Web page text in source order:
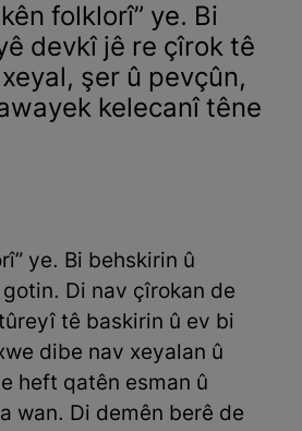
folklorî” ye. Bi
devkî jê re çîrok tê
şer û pevçûn,
kelecanî têne
ye. Bi behskirin û
Di nav çîrokan de
tê baskirin û ev bi
dibe nav xeyalan û
heft qatên esman û
wan. Di demên berê de